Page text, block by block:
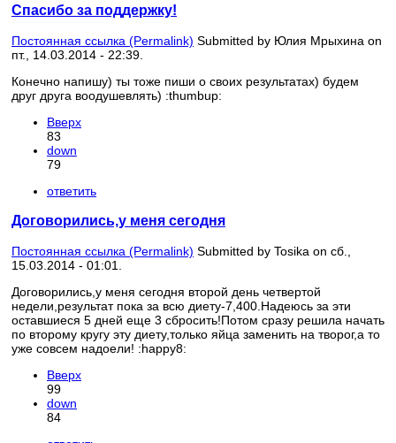
Спасибо за поддержку!
Постоянная ссылка (Permalink) Submitted by Юлия Мрыхина on
пт., 14.03.2014 - 22:39.
Конечно напишу) ты тоже пиши о своих результатах) будем
друг друга воодушевлять) :thumbup:
Вверх
83
down
79
ответить
Договорились,у меня сегодня
Постоянная ссылка (Permalink) Submitted by Tosika on сб.,
15.03.2014 - 01:01.
Договорились,у меня сегодня второй день четвертой
недели,результат пока за всю диету-7,400.Надеюсь за эти
оставшиеся 5 дней еще 3 сбросить!Потом сразу решила начать
по второму кругу эту диету,только яйца заменить на творог,а то
уже совсем надоели! :happy8:
Вверх
99
down
84